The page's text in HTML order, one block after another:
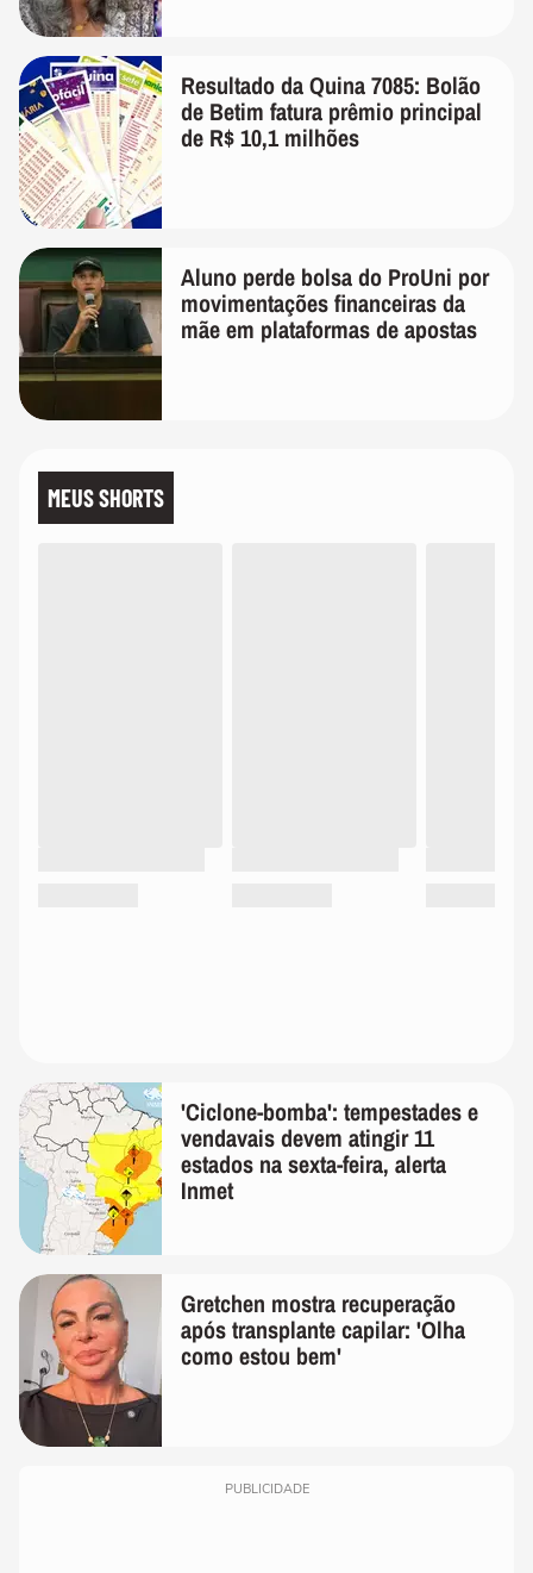
Resultado da Quina 7085: Bolão
de Betim fatura prêmio principal
de R$ 10,1 milhões
Aluno perde bolsa do ProUni por
movimentações financeiras da
mãe em plataformas de apostas
MEUS SHORTS
'Ciclone-bomba': tempestades e
vendavais devem atingir 11
estados na sexta-feira, alerta
Inmet
Gretchen mostra recuperação
após transplante capilar: 'Olha
como estou bem'
PUBLICIDADE